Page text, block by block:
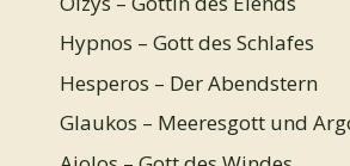
Hypnos – Gott des Schlafes
Hesperos – Der Abendstern
Glaukos – Meeresgott und